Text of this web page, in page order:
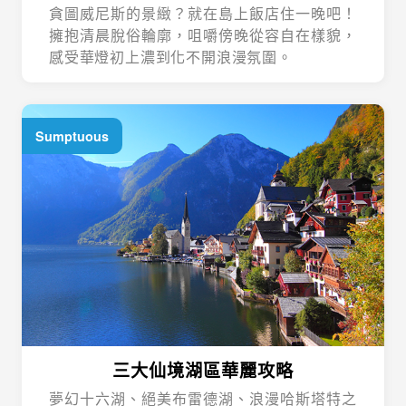
貪圖威尼斯的景緻？就在島上飯店住一晚吧！
擁抱清晨脫俗輪廓，咀嚼傍晚從容自在樣貌，
感受華燈初上濃到化不開浪漫氛圍。
三大仙境湖區華麗攻略
Sumptuous
夢幻十六湖、絕美布雷德湖、浪漫哈斯塔特之